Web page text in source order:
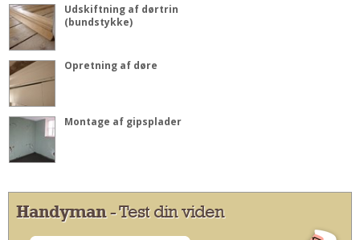
Udskiftning af dørtrin
(bundstykke)
Opretning af døre
Montage af gipsplader
Handyman- Test din viden